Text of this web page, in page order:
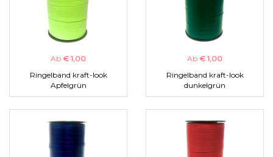
Ab € 1,00
Ringelband kraft-look
Apfelgrün
Ab € 1,00
Ringelband kraft-look
dunkelgrün